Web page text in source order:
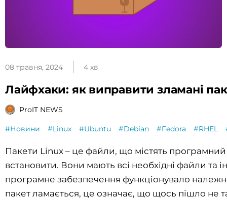
08 травня, 2024 4 хв
Лайфхаки: як виправити зламані
ProIT NEWS
#Новини #Linux #Ubuntu #Debian #Fedora #RHEL
Пакети Linux – це файли, що містять
встановити. Вони мають всі необхідні файли та
програмне забезпечення функціонувало
пакет ламається, це означає, що щось пішло не